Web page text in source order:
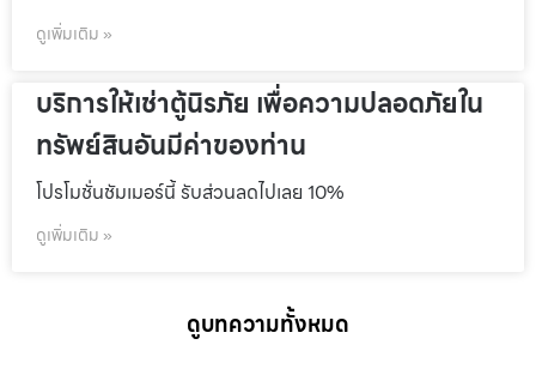
ดูเพิ่มเติม »
บริการให้เช่าตู้นิรภัย เพื่อความปลอดภัยใน
ทรัพย์สินอันมีค่าของท่าน
โปรโมชั่นชัมเมอร์นี้ รับส่วนลดไปเลย 10%
ดูเพิ่มเติม »
ดูบทความทั้งหมด